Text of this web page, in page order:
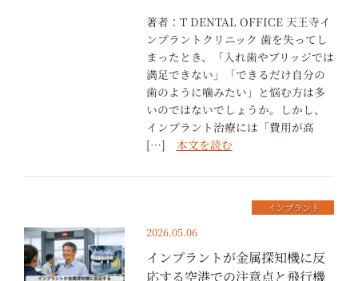
著者：T DENTAL OFFICE 天王寺イ
ンプラントクリニック 歯を失ってし
まったとき、「入れ歯やブリッジでは
満足できない」「できるだけ自分の
歯のように噛みたい」と悩む方は多
いのではないでしょうか。しかし、
インプラント治療には「費用が高
[…] 本文を読む
2026.05.06
インプラントが金属探知機に反
応する空港での注意点と飛行機
インプラント